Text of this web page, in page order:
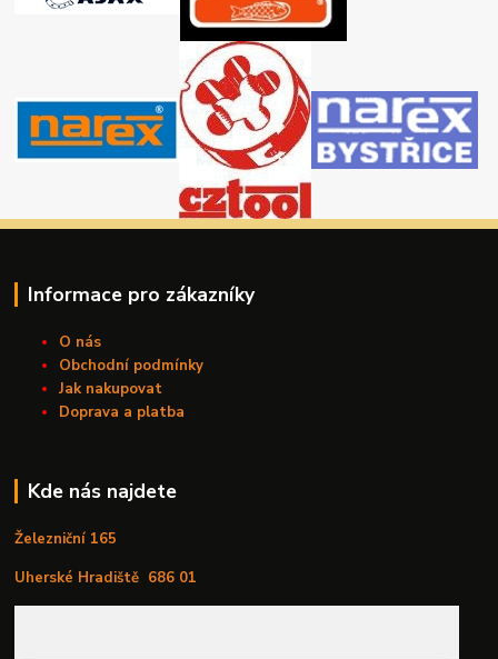
Informace pro zákazníky
O nás
Obchodní podmínky
Jak nakupovat
Doprava a platba
Kde nás najdete
Železniční 165
Uherské Hradiště 686 01